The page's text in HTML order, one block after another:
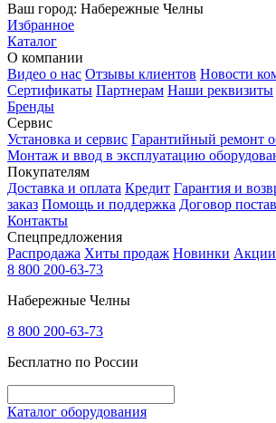
Ваш город: Набережные Челны
Избранное
Каталог
О компании
Видео о нас Отзывы клиентов Новости
Сертификаты Партнерам Наши реквизиты
Бренды
Сервис
Установка и сервис Гарантийный ремонт
Монтаж и ввод в эксплуатацию
Покупателям
Доставка и оплата Кредит Гарантия и
заказ Помощь и поддержка Договор
Контакты
Спецпредложения
Распродажа Хиты продаж Новинки Акции
8 800 200-63-73
Набережные Челны
8 800 200-63-73
Бесплатно по России
Каталог оборудования